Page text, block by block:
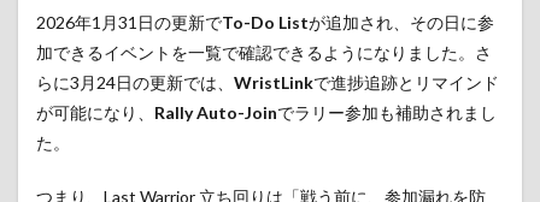
2026年1月31日の更新でTo-Do Listが追加され、その日に参
加できるイベントを一覧で確認できるようになりました。さ
らに3月24日の更新では、 WristLinkで進捗追跡とリマインド
が可能になり、 Rally Auto-Joinでラリー参加も補助されまし
た。
つまり、Last Warrior 立ち回りは「戦う前に、参加漏れを防